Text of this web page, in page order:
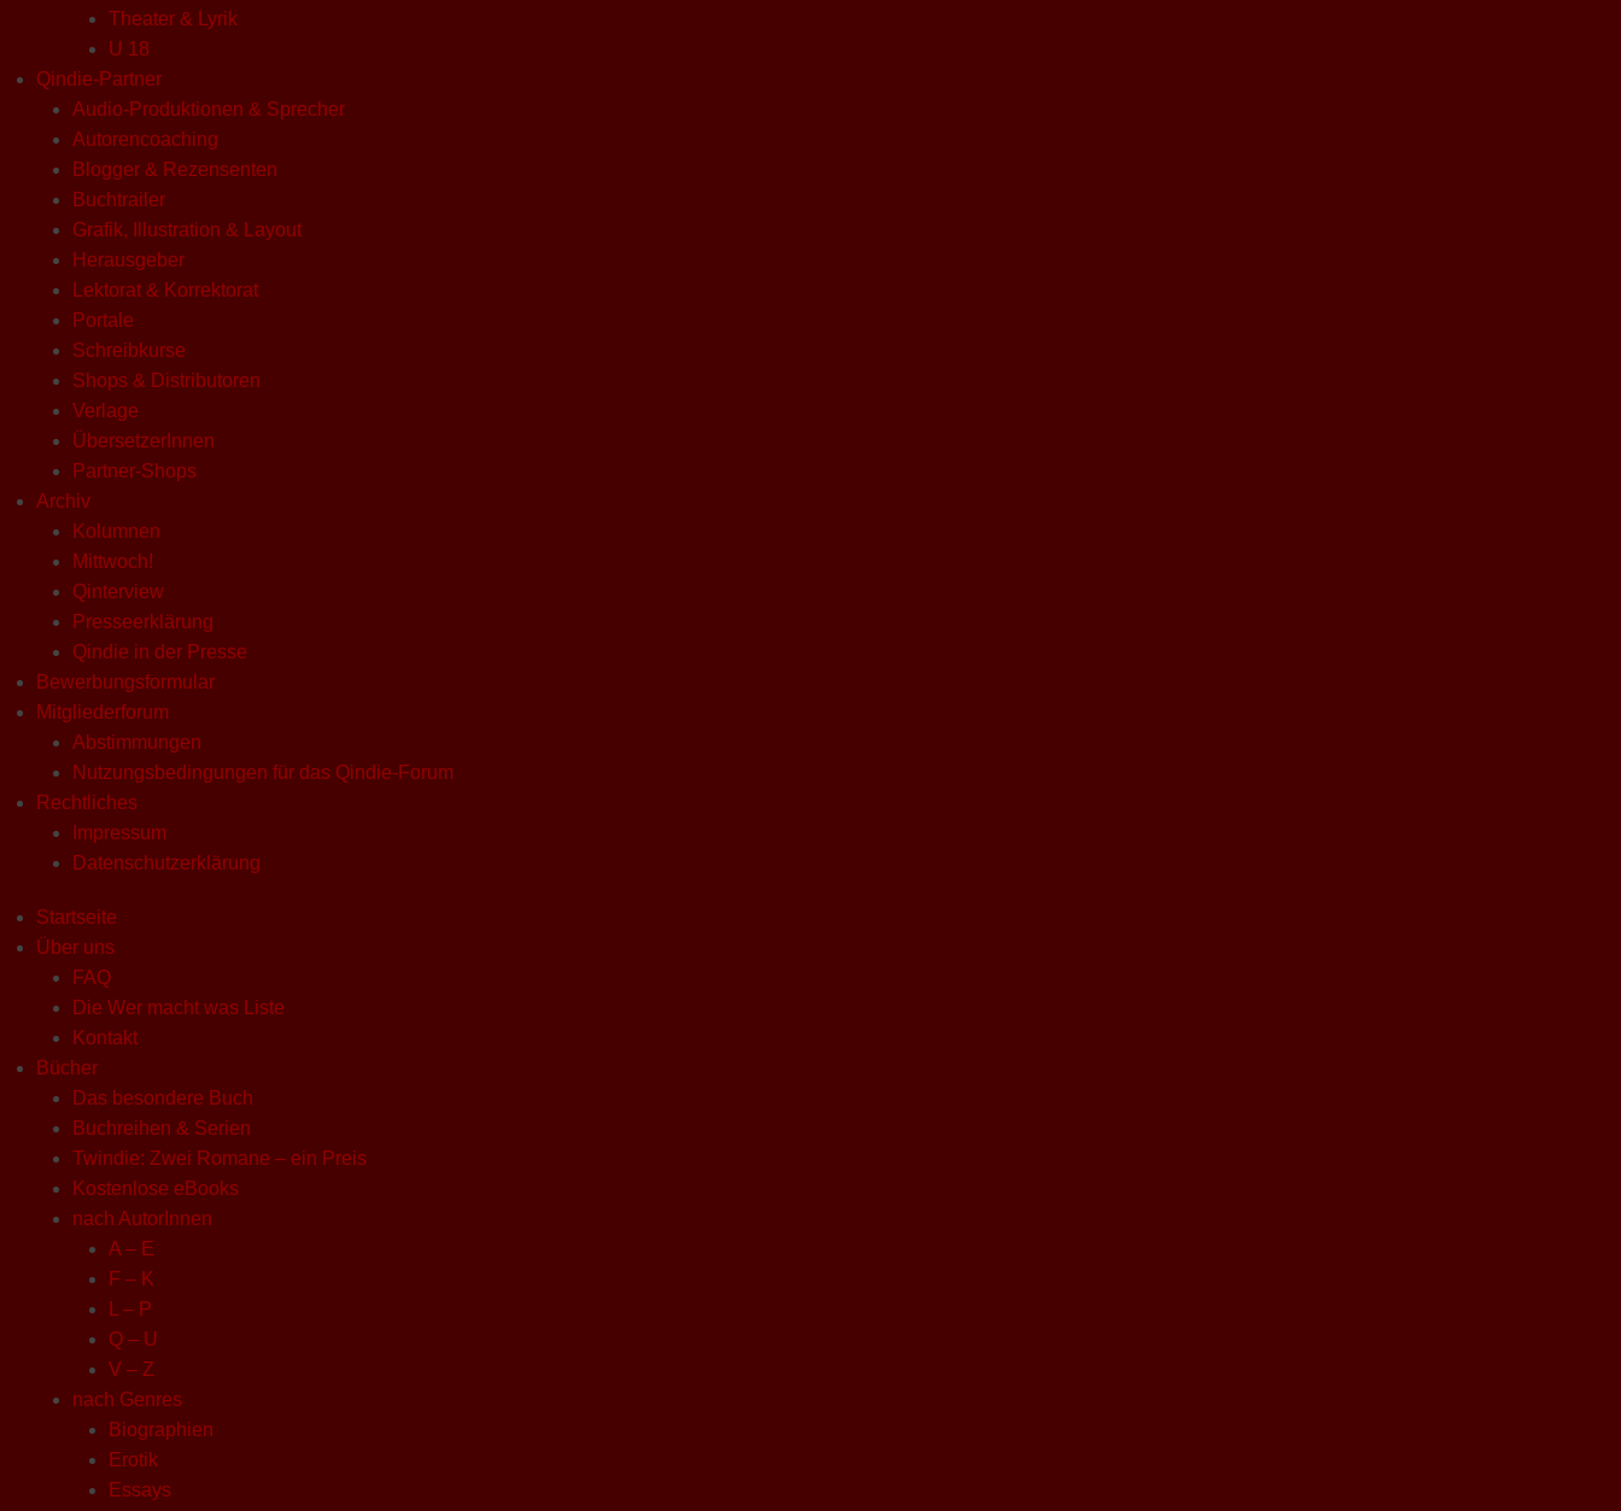
Theater & Lyrik
U 18
Qindie-Partner
Audio-Produktionen & Sprecher
Autorencoaching
Blogger & Rezensenten
Buchtrailer
Grafik, Illustration & Layout
Herausgeber
Lektorat & Korrektorat
Portale
Schreibkurse
Shops & Distributoren
Verlage
ÜbersetzerInnen
Partner-Shops
Archiv
Kolumnen
Mittwoch!
Qinterview
Presseerklärung
Qindie in der Presse
Bewerbungsformular
Mitgliederforum
Abstimmungen
Nutzungsbedingungen für das Qindie-Forum
Rechtliches
Impressum
Datenschutzerklärung
Startseite
Über uns
FAQ
Die Wer macht was Liste
Kontakt
Bücher
Das besondere Buch
Buchreihen & Serien
Twindie: Zwei Romane – ein Preis
Kostenlose eBooks
nach AutorInnen
A – E
F – K
L – P
Q – U
V – Z
nach Genres
Biographien
Erotik
Essays